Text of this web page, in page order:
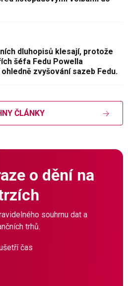
dluhopisů klesají, protože
šéfa Fedu Powella
zvyšování sazeb Fedu.
ČLÁNKY
o dění na
souhrnu dat a
trhů.
čas